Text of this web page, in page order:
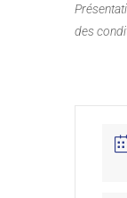
des